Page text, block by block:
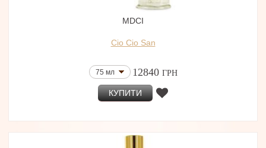
MDCI
Cio Cio San
75 мл 12840 ГРН
КУПИТИ